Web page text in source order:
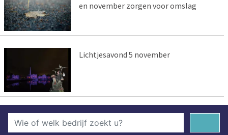
en november zorgen voor omslag
Lichtjesavond 5 november